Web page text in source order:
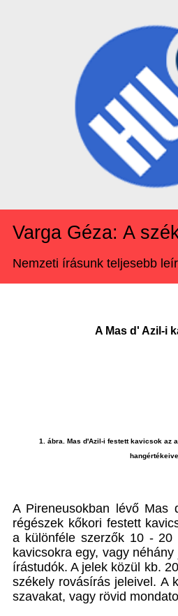
Varga Géza: A
Nemzeti írásunk teljesebb
A Mas d' Azil-i
1. ábra. Mas d'Azil-i festett kavicsok az
A Pireneusokban lévő Mas
régészek kőkori festett
a különféle szerzők 10 - 20
kavicsokra egy, vagy
írástudók. A jelek közül kb.
székely rovásírás jeleivel. A
szavakat, vagy rövid